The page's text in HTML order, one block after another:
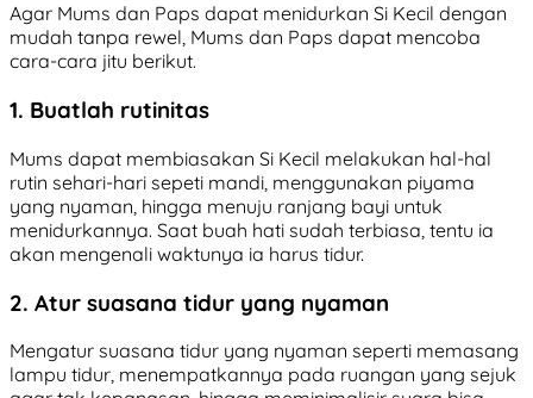
Agar Mums dan Paps dapat menidurkan Si Kecil dengan
mudah tanpa rewel, Mums dan Paps dapat mencoba
cara-cara jitu berikut.
1. Buatlah rutinitas
Mums dapat membiasakan Si Kecil melakukan hal-hal
rutin sehari-hari sepeti mandi, menggunakan piyama
yang nyaman, hingga menuju ranjang bayi untuk
menidurkannya. Saat buah hati sudah terbiasa, tentu ia
akan mengenali waktunya ia harus tidur.
2. Atur suasana tidur yang nyaman
Mengatur suasana tidur yang nyaman seperti memasang
lampu tidur, menempatkannya pada ruangan yang sejuk